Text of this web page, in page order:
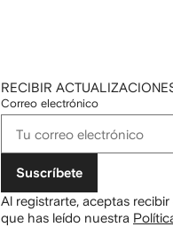
RECIBIR
Correo electrónico
Suscríbete
Al registrarte, aceptas
que has leído nuestra